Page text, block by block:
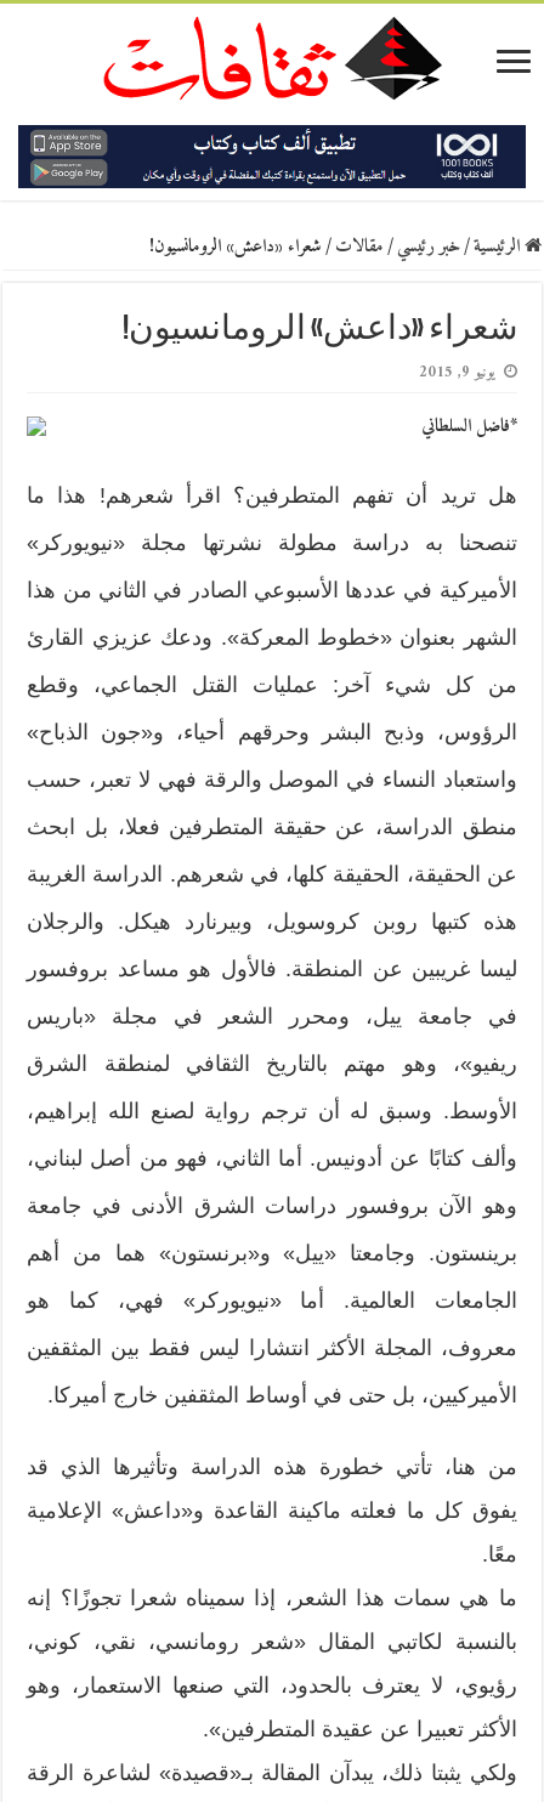
الرئيسية/خبر رئيسي/مقالات/شعراء «داعش» الرومانسيون!
شعراء «داعش» الرومانسيون!
يونيو 9, 2015
*فاضل السلطاني
هل تريد أن تفهم المتطرفين؟ اقرأ شعرهم! هذا ما
تنصحنا به دراسة مطولة نشرتها مجلة «نيويوركر»
الأميركية في عددها الأسبوعي الصادر في الثاني من هذا
الشهر بعنوان «خطوط المعركة». ودعك عزيزي القارئ
من كل شيء آخر: عمليات القتل الجماعي، وقطع
الرؤوس، وذبح البشر وحرقهم أحياء، و«جون الذباح»
واستعباد النساء في الموصل والرقة فهي لا تعبر، حسب
منطق الدراسة، عن حقيقة المتطرفين فعلا، بل ابحث
عن الحقيقة، الحقيقة كلها، في شعرهم. الدراسة الغريبة
هذه كتبها روبن كروسويل، وبيرنارد هيكل. والرجلان
ليسا غريبين عن المنطقة. فالأول هو مساعد بروفسور
في جامعة ييل، ومحرر الشعر في مجلة «باريس
ريفيو»، وهو مهتم بالتاريخ الثقافي لمنطقة الشرق
الأوسط. وسبق له أن ترجم رواية لصنع الله إبراهيم،
وألف كتابًا عن أدونيس. أما الثاني، فهو من أصل لبناني،
وهو الآن بروفسور دراسات الشرق الأدنى في جامعة
برينستون. وجامعتا «ييل» و«برنستون» هما من أهم
الجامعات العالمية. أما «نيويوركر» فهي، كما هو
معروف، المجلة الأكثر انتشارا ليس فقط بين المثقفين
الأميركيين، بل حتى في أوساط المثقفين خارج أميركا.
من هنا، تأتي خطورة هذه الدراسة وتأثيرها الذي قد
يفوق كل ما فعلته ماكينة القاعدة و«داعش» الإعلامية
معًا.
ما هي سمات هذا الشعر، إذا سميناه شعرا تجوزًا؟ إنه
بالنسبة لكاتبي المقال «شعر رومانسي، نقي، كوني،
رؤيوي، لا يعترف بالحدود، التي صنعها الاستعمار، وهو
الأكثر تعبيرا عن عقيدة المتطرفين».
ولكي يثبتا ذلك، يبدآن المقالة بـ«قصيدة» لشاعرة الرقة